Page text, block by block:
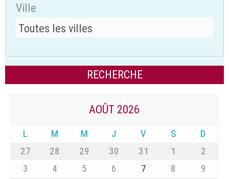
Ville
AOÛT 2026
L M M J V S
D
27
28 29 30 31 1
2
3
4 5 6 7 8
9